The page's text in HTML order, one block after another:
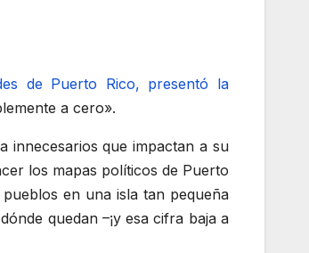
de Puerto Rico, presentó la
a cero».
innecesarios que impactan a su
los mapas políticos de Puerto
en una isla tan pequeña
quedan –¡y esa cifra baja a